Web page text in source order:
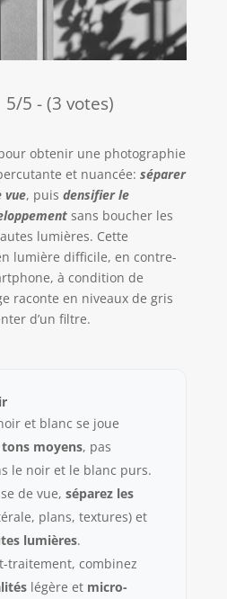
5/5 - (3 votes)
obtenir une photographie
et nuancée: séparer
vue, puis densifier le
sans boucher les
lumières. Cette
lumière difficile, en contre-
à condition de
raconte en niveaux de gris
d’un filtre.
et blanc se joue
tons moyens, pas
le noir et le blanc purs.
de vue, séparez les
plans, textures) et
lumières.
traitement, combinez
légère et micro-